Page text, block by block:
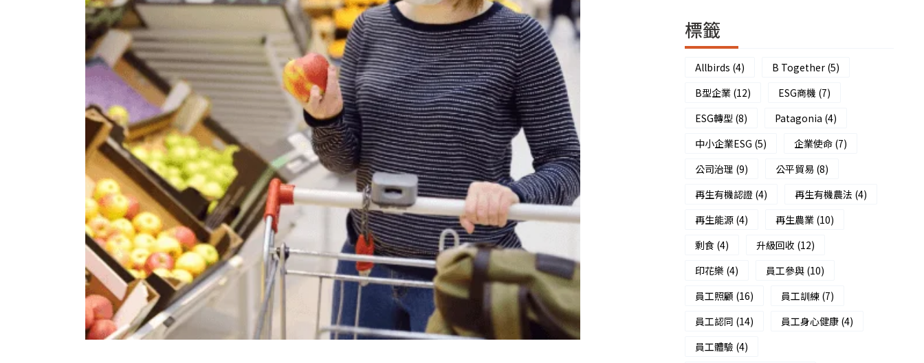
標籤
Allbirds (4) B Together(5)
B型企業(12) ESG商機 (7)
ESG轉型 (8) Patagonia (4)
中小企業ESG (5) 企業使命(7)
公司治理 (9) 公平貿易 (8)
再生有機認證(4) 再生有機農法 (4)
再生能源(4) 再生農業(10)
剩食(4) 升級回收 (12)
印花樂 (4) 員工參與(10)
員工照顧 (16) 員工訓練(7)
員工認同 (14) 員工身心健康(4)
員工體驗 (4)